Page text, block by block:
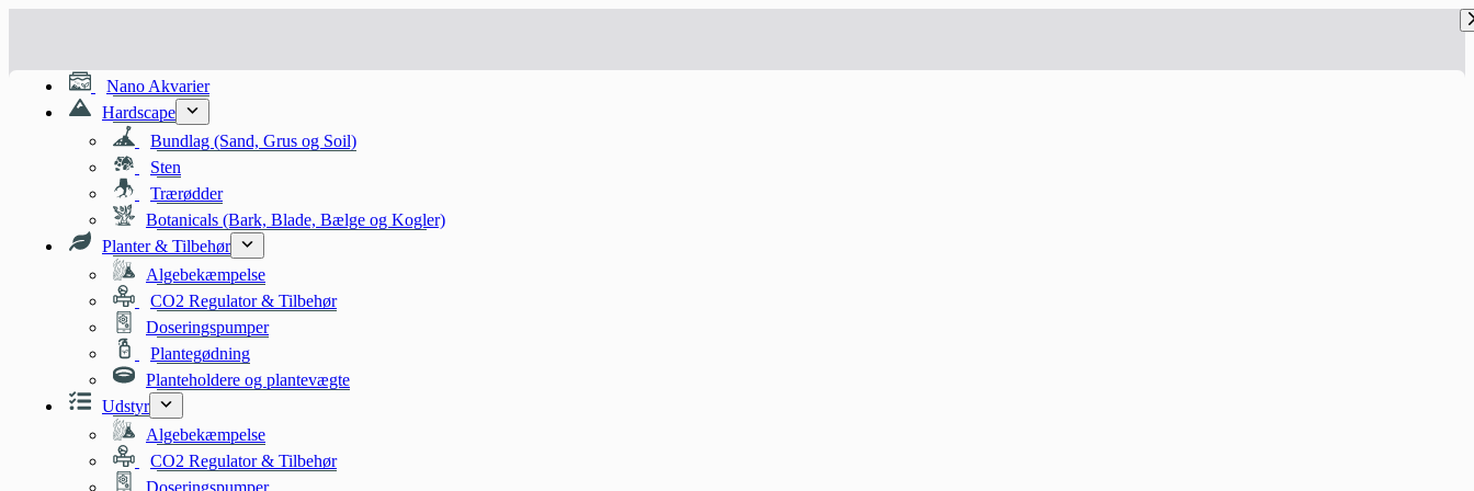
Nano Akvarier
Hardscape
Bundlag (Sand, Grus og Soil)
Sten
Trærødder
Botanicals (Bark, Blade, Bælge og Kogler)
Planter & Tilbehør
Algebekæmpelse
CO2 Regulator & Tilbehør
Doseringspumper
Plantegødning
Planteholdere og plantevægte
Udstyr
Algebekæmpelse
CO2 Regulator & Tilbehør
Doseringspumper